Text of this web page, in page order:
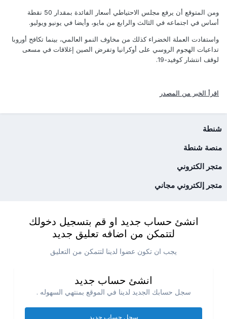
ومن المتوقع أن يرفع مجلس الاحتياطي أسعار الفائدة بمقدار 50 نقطة
أساس في اجتماعه في الثالث والرابع من مايو، وأيضا في يونيو ويوليو.
واستفادت العملة الخضراء كذلك من مخاوف النمو العالمي، بينما تكافح أوروبا
تداعيات الهجوم الروسي على أوكرانيا وتفرض الصين إغلاقات في مسعى
لوقف انتشار كوفيد-19.
اقرأ الخبر من المصدر
شنطة
منصة شنطة
متجر الكتروني
متجر إلكتروني مجاني
انشئ حساب جديد او قم بتسجيل دخولك
لتتمكن من اضافه تعليق جديد
يجب ان تكون عضوا لدينا لتتمكن من التعليق
انشئ حساب جديد
سجل حسابك الجديد لدينا في الموقع بمنتهي السهوله .
سجل حساب جديد